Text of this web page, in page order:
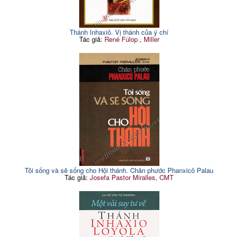
Thánh Inhaxiô. Vị thánh của ý chí
Tác giả: René Fúlop , Miller
Tôi sống và sẽ sống cho Hội thánh. Chân phước Phanxicô Palau
Tác giả:Josefa Pastor Miralles, CMT